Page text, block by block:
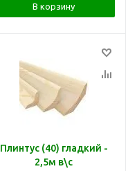
В корзину
Плинтус (40) гладкий -
2,5м в\с